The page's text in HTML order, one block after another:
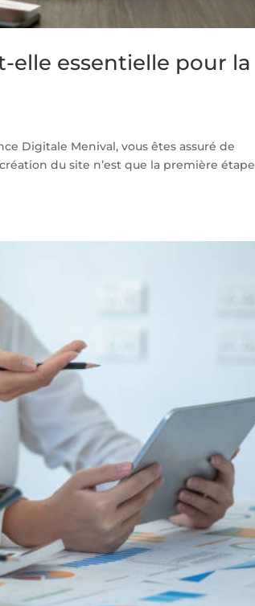
elle essentielle pour la
Digitale Menival, vous êtes assuré de
du site n’est que la première étape